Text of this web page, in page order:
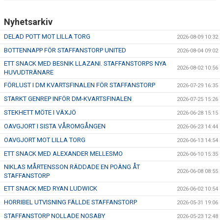
Nyhetsarkiv
DELAD POTT MOT LILLA TORG 2026-08-09 10:32
BOTTENNAPP FÖR STAFFANSTORP UNITED 2026-08-04 09:02
ETT SNACK MED BESNIK LLAZANI. STAFFANSTORPS NYA
HUVUDTRÄNARE
2026-08-02 10:56
FÖRLUST I DM KVARTSFINALEN FÖR STAFFANSTORP 2026-07-29 16:35
STARKT GENREP INFÖR DM-KVARTSFINALEN 2026-07-25 15:26
STEKHETT MÖTE I VÄXJÖ 2026-06-28 15:15
OAVGJORT I SISTA VÅROMGÅNGEN 2026-06-23 14:44
OAVGJORT MOT LILLA TORG 2026-06-13 14:54
ETT SNACK MED ALEXANDER MELLESMO 2026-06-10 15:35
NIKLAS MÅRTENSSON RÄDDADE EN POÄNG ÅT
STAFFANSTORP
2026-06-08 08:55
ETT SNACK MED RYAN LUDWICK 2026-06-02 10:54
HORRIBEL UTVISNING FÄLLDE STAFFANSTORP 2026-05-31 19:06
STAFFANSTORP NOLLADE NOSABY 2026-05-23 12:48